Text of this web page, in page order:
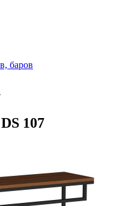
баров
107